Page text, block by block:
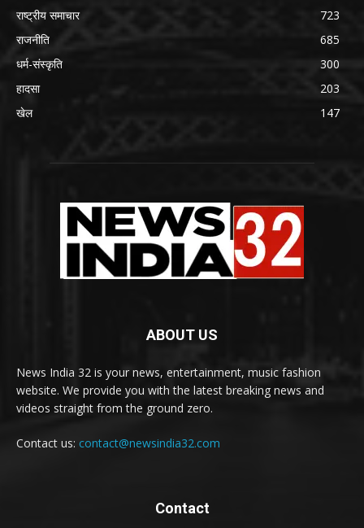
राष्ट्रीय समाचार
723
राजनीति
685
धर्म-संस्कृति
300
हादसा
203
खेल
147
ABOUT US
News India 32 is your news, entertainment, music fashion
website. We provide you with the latest breaking news and
videos straight from the ground zero.
Contact us: contact@newsindia32.com
Contact